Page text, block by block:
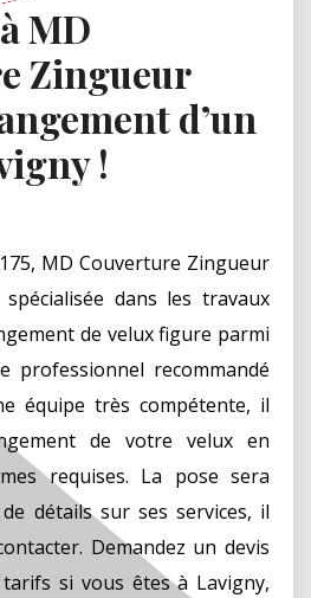
MD
Zingueur
d’un
!
MD Couverture Zingueur
dans les travaux
de velux figure parmi
professionnel recommandé
équipe très compétente, il
de votre velux en
requises. La pose sera
détails sur ses services, il
Demandez un devis
si vous êtes à Lavigny,